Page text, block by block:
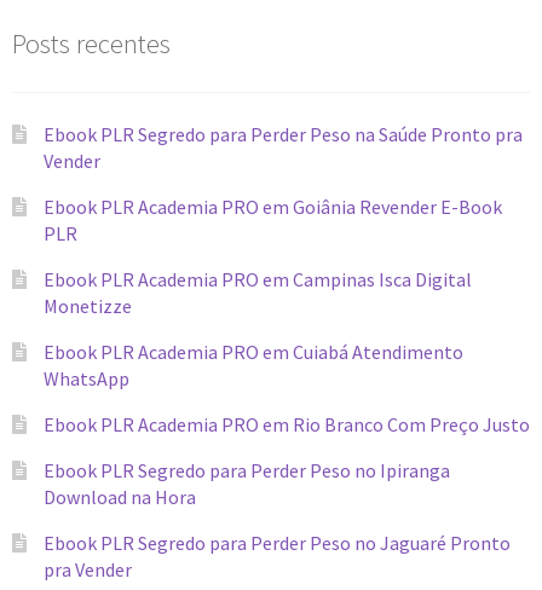
Posts recentes
Ebook PLR Segredo para Perder Peso na Saúde Pronto pra
Vender
Ebook PLR Academia PRO em Goiânia Revender E-Book
PLR
Ebook PLR Academia PRO em Campinas Isca Digital
Monetizze
Ebook PLR Academia PRO em Cuiabá Atendimento
WhatsApp
Ebook PLR Academia PRO em Rio Branco Com Preço Justo
Ebook PLR Segredo para Perder Peso no Ipiranga
Download na Hora
Ebook PLR Segredo para Perder Peso no Jaguaré Pronto
pra Vender